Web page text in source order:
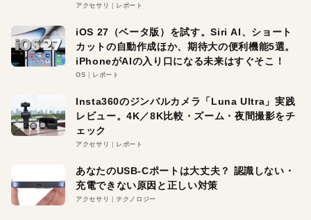
アクセサリ レポート
iOS 27（ベータ版）を試す。Siri AI、ショート
カットの自動作成ほか、期待大の便利機能5選。
iPhoneがAIの入り口になる未来はすぐそこ！
OS レポート
Insta360のジンバルカメラ「Luna Ultra」実践
レビュー。4K／8K比較・ズーム・夜間撮影をチ
ェック
アクセサリ レポート
あなたのUSB-Cポートは大丈夫？ 認識しない・
充電できない原因と正しい対策
アクセサリ テクノロジー